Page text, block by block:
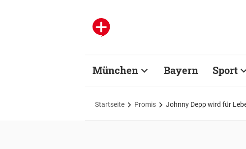
München Bayern Sport
Startseite Promis Johnny Depp wird für